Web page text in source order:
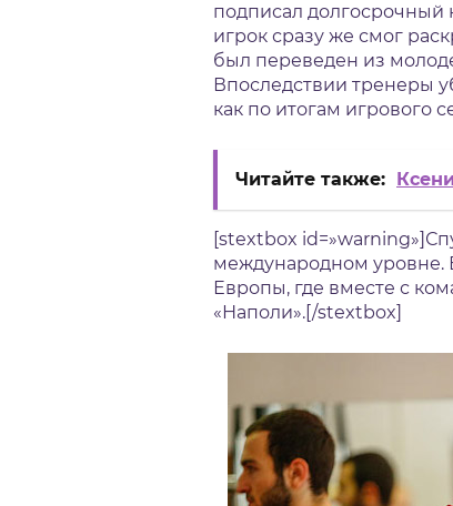
подписал долгосрочный
игрок сразу же смог
был переведен из
Впоследствии тренеры
как по итогам игрового
Читайте также:
[stextbox
международном уровне.
Европы, где вместе с
«Наполи».[/stextbox]